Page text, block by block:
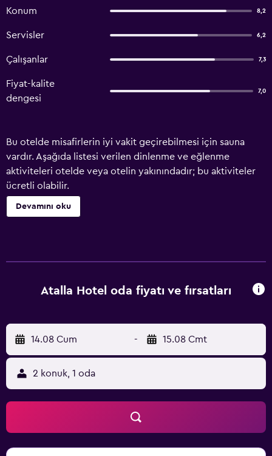
Konum 8,2
Servisler 6,2
Çalışanlar 7,3
Fiyat-kalite
dengesi
7,0
Bu otelde misafirlerin iyi vakit geçirebilmesi için sauna
vardır. Aşağıda listesi verilen dinlenme ve eğlenme
aktiviteleri otelde veya otelin yakınındadır; bu aktiviteler
ücretli olabilir.
Devamını oku
Atalla Hotel oda fiyatı ve fırsatları
14.08 Cum - 15.08 Cmt
2 konuk, 1 oda